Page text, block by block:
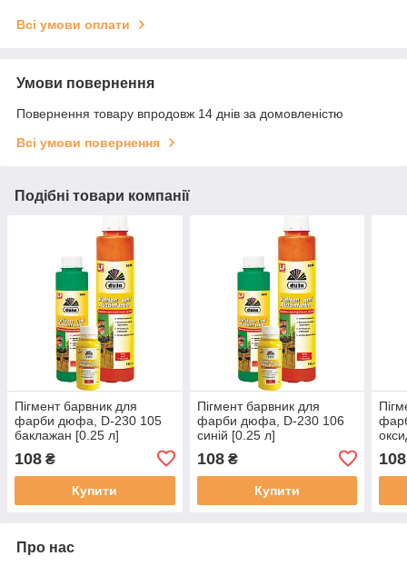
Всі умови оплати
Умови повернення
Повернення товару впродовж 14 днів за домовленістю
Всі умови повернення
Подібні товари компанії
Пігмент барвник для
фарби дюфа, D-230 105
баклажан [0.25 л]
108 ₴
Купити
Пігмент барвник для
фарби дюфа, D-230 106
синій [0.25 л]
108₴
Купити
108
Про нас